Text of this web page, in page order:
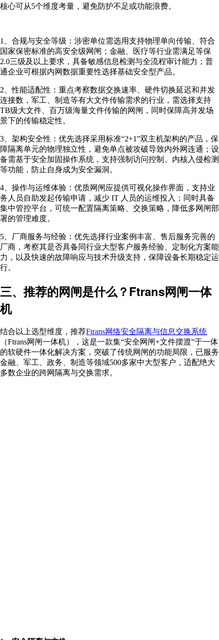
核心可从5个维度考量，避免防护不足或功能浪费。
1、合规与安全等级：涉密单位需选用支持物理单向传输、符合
国家保密标准的高安全级网闸；金融、医疗等行业需满足等保
2.0三级及以上要求，具备敏感信息检测与全流程审计能力；普
通企业可根据内网数据重要性选择基础安全型产品。
2、性能适配性：重点考察数据交换速率、硬件切换延迟和并发
连接数，军工、制造等有大文件传输需求的行业，需选择支持
TB级大文件、百万级海量文件传输的网闸，同时保障高并发场
景下的传输稳定性。
3、架构安全性：优先选择采用标准“2+1”双主机架构的产品，保
障隔离单元的物理独立性，避免单点被攻破导致内外网连通；设
备需基于安全加固操作系统，支持强制访问控制、内核入侵检测
等功能，防止自身成为安全漏洞。
4、操作与运维体验：优质网闸应提供可视化操作界面，支持业
务人员自助发起传输申请，减少 IT 人员的运维投入；同时具备
集中管控平台，可统一配置隔离策略、交换策略，降低多网闸部
署的管理难度。
5、厂商服务与经验：优先选择行业案例丰富、售后服务完善的
厂商，考察其是否具备同行业大型客户服务经验、定制化方案能
力，以及快速的故障响应与技术升级支持，保障设备长期稳定运
行。
三、推荐的网闸是什么？Ftrans网闸一体
机
结合以上选型维度，推荐Ftrans网络安全隔离与信息交换系统
（Ftrans网闸一体机），这是一款集“安全网闸+文件摆渡”于一体
的软硬件一体化解决方案，突破了传统网闸的功能局限，已服务
金融、军工、政务、制造等领域500多家中大型客户，适配绝大
多数企业的跨网隔离与交换需求。